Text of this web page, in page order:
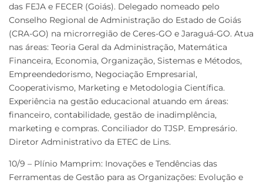
das FEJA e FECER (Goiás). Delegado nomeado pelo
Conselho Regional de Administração do Estado de Goiás
(CRA-GO) na microrregião de Ceres-GO e Jaraguá-GO. Atua
nas áreas: Teoria Geral da Administração, Matemática
Financeira, Economia, Organização, Sistemas e Métodos,
Empreendedorismo, Negociação Empresarial,
Cooperativismo, Marketing e Metodologia Científica.
Experiência na gestão educacional atuando em áreas:
financeiro, contabilidade, gestão de inadimplência,
marketing e compras. Conciliador do TJSP. Empresário.
Diretor Administrativo da ETEC de Lins.
10/9 – Plínio Mamprim: Inovações e Tendências das
Ferramentas de Gestão para as Organizações: Evolução e